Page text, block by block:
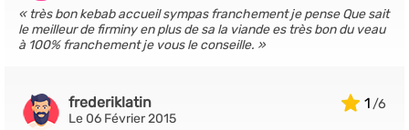
très bon kebab accueil sympas franchement je pense Que sait
le meilleur de firminy en plus de sa la viande es très bon du veau
à 100% franchement je vous le conseille.
1
frederiklatin
Le 06 Février 2015